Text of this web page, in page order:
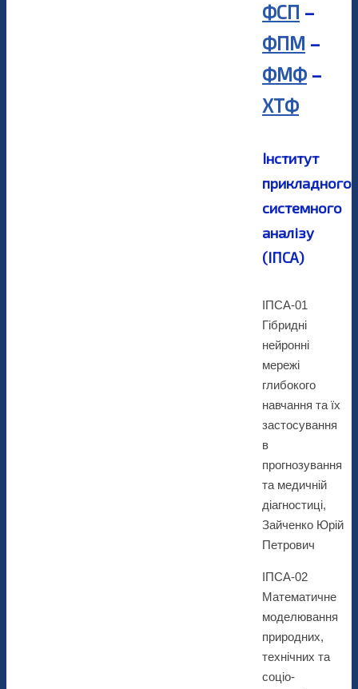
ФСП –
ФПМ –
ФМФ –
ХТФ
Інститут
прикладного
системного
аналiзу
(ІПСА)
ІПСА-01
Гібридні
нейронні
мережі
глибокого
навчання та їх
застосування
в
прогнозування
та медичній
діагностиці,
Зайченко Юрій
Петрович
ІПСА-02
Математичне
моделювання
природних,
технічних та
соціо-